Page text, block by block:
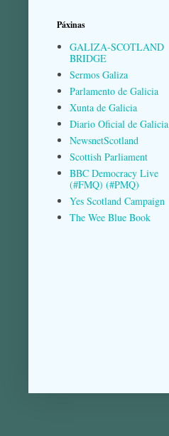
Páxinas
GALIZA-SCOTLAND
BRIDGE
Sermos Galiza
Parlamento de Galicia
Xunta de Galicia
Diario Oficial de Galicia
NewsnetScotland
Scottish Parliament
BBC Democracy Live
(#FMQ) (#PMQ)
Yes Scotland Campaign
The Wee Blue Book